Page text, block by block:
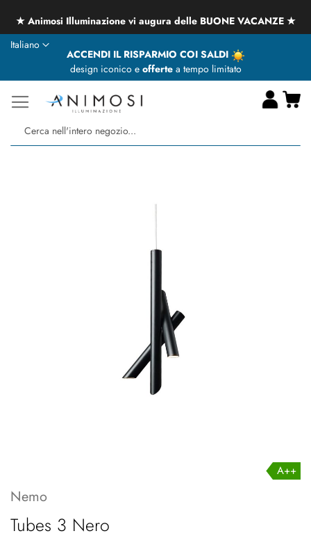
★ Animosi Illuminazione vi augura delle BUONE VACANZE ★
ACCENDI IL RISPARMIO COI SALDI
design iconico e offertea tempo limitato
Lingua
Italiano
A++
Nemo
Tubes 3 Nero